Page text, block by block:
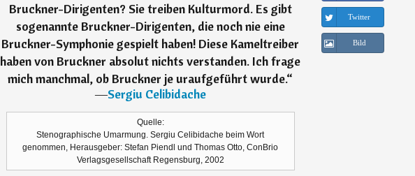
Bruckner-Dirigenten? Sie treiben Kulturmord. Es gibt
sogenannte Bruckner-Dirigenten, die noch nie eine
Bruckner-Symphonie gespielt haben! Diese Kameltreiber
haben von Bruckner absolut nichts verstanden. Ich frage
mich manchmal, ob Bruckner je uraufgeführt wurde.“
―Sergiu Celibidache
Quelle:
Stenographische Umarmung. Sergiu Celibidache beim Wort
genommen, Herausgeber: Stefan Piendl und Thomas Otto, ConBrio
Verlagsgesellschaft Regensburg, 2002
Twitter
Bild